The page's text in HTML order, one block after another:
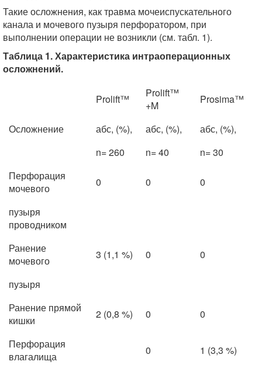
Такие осложнения, как травма мочеиспускательного
канала и мочевого пузыря перфоратором, при
выполнении операции не возникли (см. табл. 1).
Таблица 1. Характеристика интраоперационных
осложнений.
Prolift™
Prolift™
+M
Prosima™
Осложнение абс, (%), абс, (%),
абс, (%),
n= 260
n= 40
n= 30
Перфорация
мочевого
0 0 0
пузыря
проводником
Ранение
мочевого
3 (1,1 %) 0 0
пузыря
Ранение прямой
кишки
2 (0,8 %) 0 0
Перфорация
влагалища
0 1 (3,3 %)